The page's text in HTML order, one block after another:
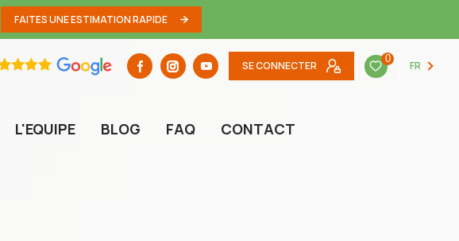
FAITES UNE ESTIMATION RAPIDE
SE CONNECTER
0
FR
L'EQUIPE BLOG FAQ CONTACT